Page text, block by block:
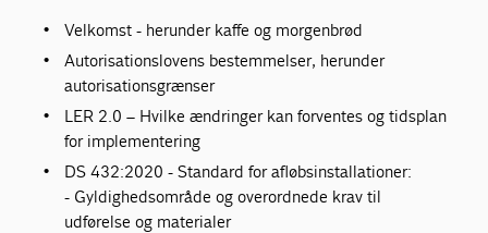
Velkomst - herunder kaffe og morgenbrød
Autorisationslovens bestemmelser, herunder
autorisationsgrænser
LER 2.0 – Hvilke ændringer kan forventes og tidsplan
for implementering
DS 432:2020 - Standard for afløbsinstallationer:
- Gyldighedsområde og overordnede krav til
udførelse og materialer